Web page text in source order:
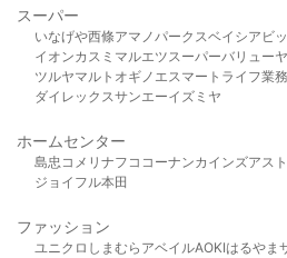
スーパー
いなげや西條アマノパークスベイシア ビ
イオンカスミ マルエツスーパーバリュー
ツルヤマルト オギノ エスマート ライフ業
ダイレックスサンエーイズミヤ
ホームセンター
島忠 コメリ ナフコ コーナンカインズアス
ジョイフル本田
ファッション
ユニクロ しまむら アベイルAOKIはるやま